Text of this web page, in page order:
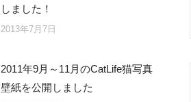
しました！
2013年7月7日
2011年9月～11月のCatLife猫写真
壁紙を公開しました